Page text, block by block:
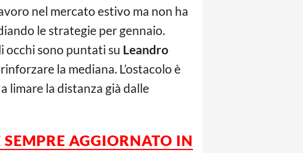
nel mercato estivo ma non ha
le strategie per gennaio.
occhi sono puntati su Leandro
la mediana. L’ostacolo è
limare la distanza già dalle
SEMPRE AGGIORNATO IN